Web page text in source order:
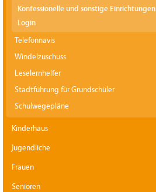
Konfessionelle und sonstige Einrichtungen
Login
Telefonnavis
Windelzuschuss
Leselernhelfer
Stadtführung für Grundschüler
Schulwegepläne
Kinderhaus
Jugendliche
Frauen
Senioren